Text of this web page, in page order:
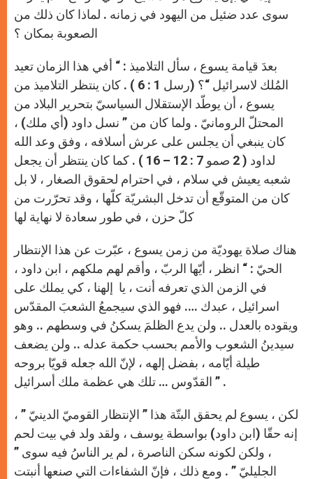
سوى عدد ضئيل من اليهود في زمانه . لماذا كان ذلك من
الصعوبة بمكان ؟
بعدَ قيامة يسوع ، سأل التلاميذ : “ أفي هذا الزمان تعيد
المُلك لاسرائيل “؟ (رسل 1 : 6 ) . كان ينتظر التلاميذ من
يسوع ، أن يوطّد الإستقلال السياسيّ بتحرير البلاد من
المحتلّ الرومانيّ . ولما كان من ” نسل داود (أي ملك) ،
كان ينبغي أن يجلس على عرش أسلافه ، وفق وعد الله
لداود ( 2 صمو 7 : 12 – 16 ) . كما كان ينتظر أن يجعل
شعبه يعيش في سلام ، في احترام لحقوق الصغار ، لا بل
كان من المتوقّع أن تدخل البشريّة كلّها ، وقد تحرّرت من
كلّ حزن ، في طور سعادة لا نهاية لها
هناك صلاة يهوديّة من زمن يسوع ، عبّرت عن هذا الإنتظار
الحيّ : “ انظر ، أيّها الربّ ، وأقم لهم ملكهم ، ابن داود ،
في الزمن الذي تعرفه أنت ، يا إلهنا ، كي يملك على
اسرائيل ، عبدك …. فهو الذي سيجمعُ الشعبَ المقدّس
ويقوده بالعدل .. ولن يدع الظلمَ يسكنُ في وسطهم .. وهو
سيدينُ الشعوب والأمم بحسب حكمة عدله .. ولن يضعف
طيلة أيّامه ، بفضل إلهه ، لإنّ الله جعله قويّا بروحه
القدّوس … تلك هي عظمة ملك أسرائيل ” .
لكن ، يسوع لم يحقق البتّة هذا ” الإنتظار القوميّ الدينيّ ” ،
إنه حقّا (ابن داود) بواسطة يوسف ، ولقد ولد في بيت لحم
، ولكن لكونه سكن الناصرة ، لم ير الناسُ فيه سوى ”
الجليليّ ” . ومع ذلك ، فإنّ الشفاءات التي صنعها أنبتت